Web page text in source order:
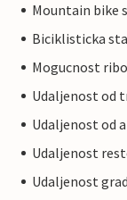
Mountain bike
Biciklisticka
Mogucnost
Udaljenost od
Udaljenost od
Udaljenost
Udaljenost